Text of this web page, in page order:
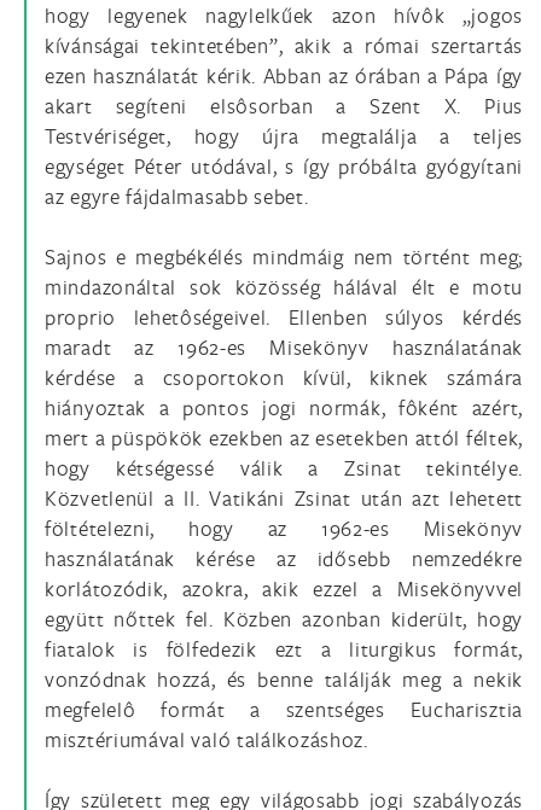
hogy legyenek nagylelkűek azon hívôk „jogos
kívánságai tekintetében”, akik a római szertartás
ezen használatát kérik. Abban az órában a Pápa így
akart segíteni elsôsorban a Szent X. Pius
Testvériséget, hogy újra megtalálja a teljes
egységet Péter utódával, s így próbálta gyógyítani
az egyre fájdalmasabb sebet.
Sajnos e megbékélés mindmáig nem történt meg;
mindazonáltal sok közösség hálával élt e motu
proprio lehetôségeivel. Ellenben súlyos kérdés
maradt az 1962-es Misekönyv használatának
kérdése a csoportokon kívül, kiknek számára
hiányoztak a pontos jogi normák, fôként azért,
mert a püspökök ezekben az esetekben attól féltek,
hogy kétségessé válik a Zsinat tekintélye.
Közvetlenül a II. Vatikáni Zsinat után azt lehetett
föltételezni, hogy az 1962-es Misekönyv
használatának kérése az idősebb nemzedékre
korlátozódik, azokra, akik ezzel a Misekönyvvel
együtt nőttek fel. Közben azonban kiderült, hogy
fiatalok is fölfedezik ezt a liturgikus formát,
vonzódnak hozzá, és benne találják meg a nekik
megfelelô formát a szentséges Eucharisztia
misztériumával való találkozáshoz.
Így született meg egy világosabb jogi szabályozás